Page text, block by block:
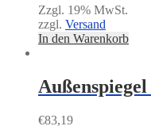
Zzgl. 19% MwSt.
zzgl. Versand
In den Warenkorb
€83,19